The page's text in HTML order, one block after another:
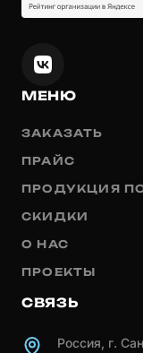
МЕНЮ
ЗАКАЗАТЬ
ПРАЙС
ПРОДУКЦИЯ
СКИДКИ
О НАС
ПРОЕКТЫ
СВЯЗЬ
Россия, г.